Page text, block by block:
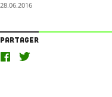
28.06.2016
Partager